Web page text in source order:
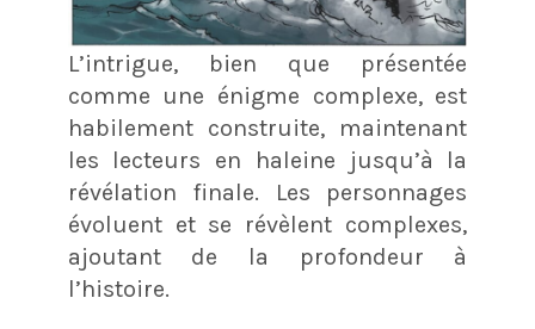
L’intrigue, bien que présentée
comme une énigme complexe, est
habilement construite, maintenant
les lecteurs en haleine jusqu’à la
révélation finale. Les personnages
évoluent et se révèlent complexes,
ajoutant de la profondeur à
l’histoire.